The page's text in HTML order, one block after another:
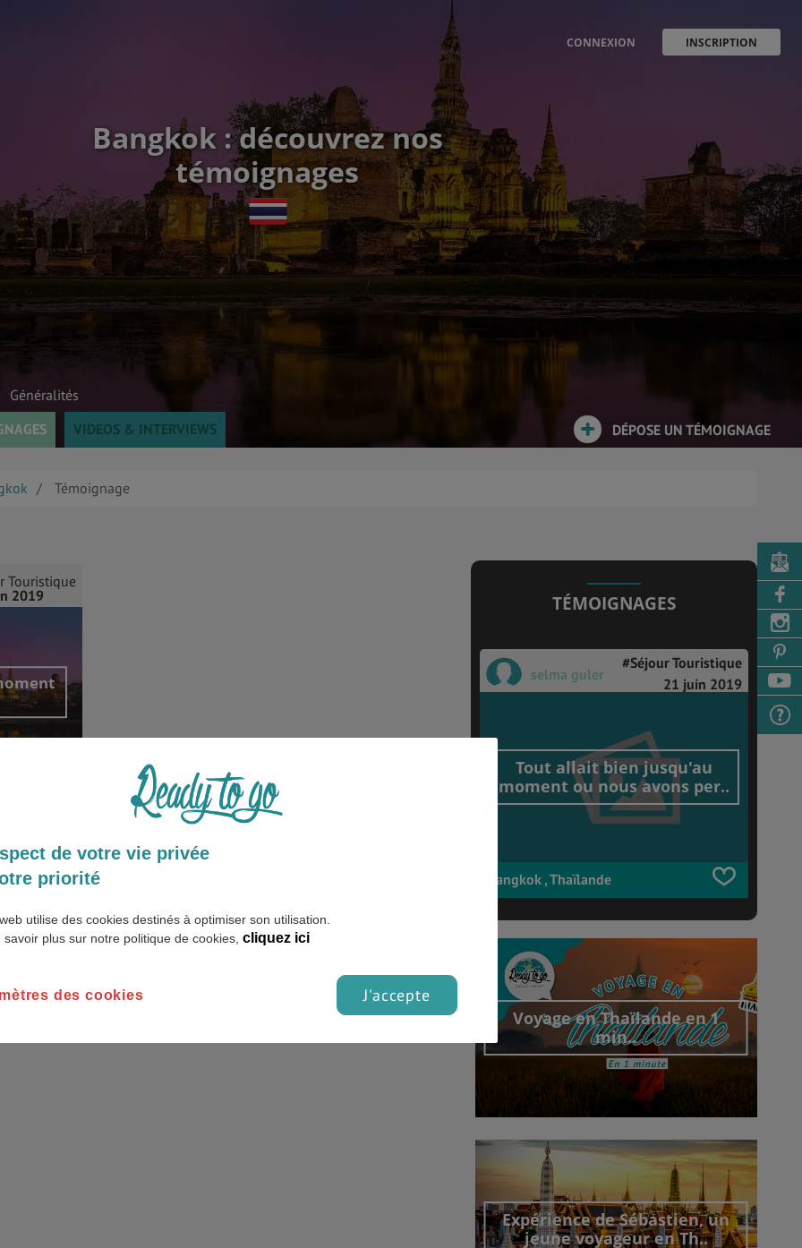
CONNEXION INSCRIPTION
Bangkok : découvrez nos
témoignages
Généralités
VIDEOS & INTERVIEWS DÉPOSE UN TÉMOIGNAGE
Témoignage
Touristique
2019
TÉMOIGNAGES
selma guler
#Séjour Touristique
21 juin 2019
Tout allait bien jusqu'au
moment ou nous avons per..
bangkok , Thaïlande
Voyage en Thaïlande en 1
min..
Découvrir cet interview
Expérience de Sébastien, un
jeune voyageur en Th..
de votre vie privée
priorité
utilise des cookies destinés à optimiser son utilisation.
savoir plus sur notre politique de cookies, cliquez ici
J'accepte
des cookies